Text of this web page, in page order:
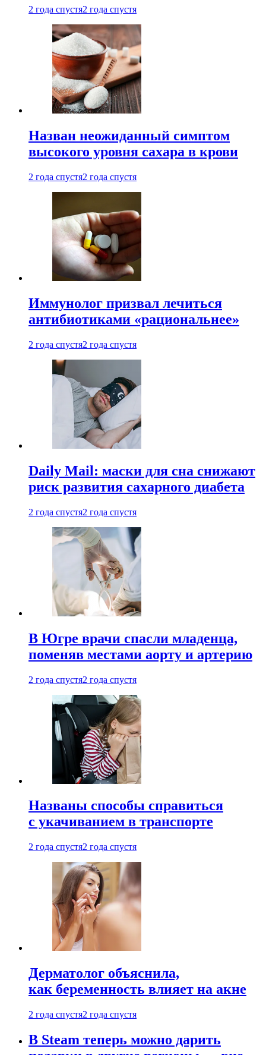
2 года спустя2 года спустя
Назван неожиданный симптом
высокого уровня сахара в крови
2 года спустя2 года спустя
Иммунолог призвал лечиться
антибиотиками «рациональнее»
2 года спустя2 года спустя
Daily Mail: маски для сна снижают
риск развития сахарного диабета
2 года спустя2 года спустя
В Югре врачи спасли младенца,
поменяв местами аорту и артерию
2 года спустя2 года спустя
Названы способы справиться
с укачиванием в транспорте
2 года спустя2 года спустя
Дерматолог объяснила,
как беременность влияет на акне
2 года спустя2 года спустя
В Steam теперь можно дарить